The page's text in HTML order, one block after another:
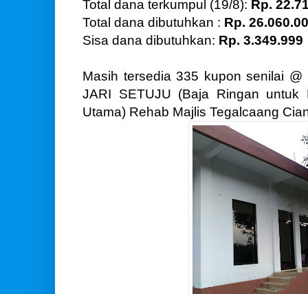
Total dana terkumpul (19/8): Rp.
Total dana dibutuhkan : Rp.
Sisa dana dibutuhkan: Rp. 3.349.999
Masih tersedia 335 kupon senilai
JARI SETUJU (Baja Ringan
Utama) Rehab Majlis Tegalcaang